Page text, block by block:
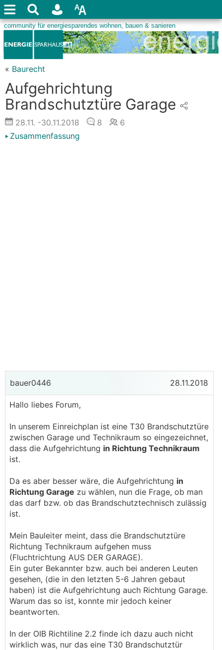
« Baurecht
Aufgehrichtung
Brandschutztüre Garage
28.11. -30.11.2018 8
6
Zusammenfassung
bauer0446 28.11.2018
Hallo liebes Forum,
In unserem Einreichplan ist eine T30 Brandschutztüre
zwischen Garage und Technikraum so eingezeichnet,
dass die Aufgehrichtung in Richtung Technikraum
ist.
Da es aber besser wäre, die Aufgehrichtung in
Richtung Garage zu wählen, nun die Frage, ob man
das darf bzw. ob das Brandschutztechnisch zulässig
ist.
Mein Bauleiter meint, dass die Brandschutztüre
Richtung Technikraum aufgehen muss
(Fluchtrichtung AUS DER GARAGE).
Ein guter Bekannter bzw. auch bei anderen Leuten
gesehen, (die in den letzten 5-6 Jahren gebaut
haben) ist die Aufgehrichtung auch Richtung Garage.
Warum das so ist, konnte mir jedoch keiner
beantworten.
In der OIB Richtiline 2.2 finde ich dazu auch nicht
wirklich was, nur das eine T30 Brandschutztür